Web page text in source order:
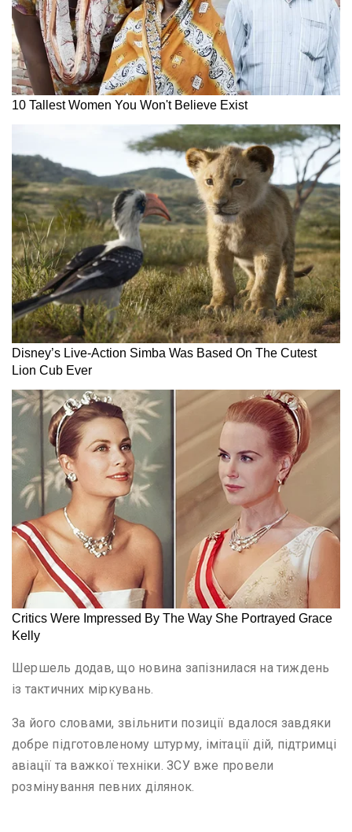
Шершель додав, що новина запізнилася на тиждень
із тактичних міркувань.
За його словами, звільнити позиції вдалося завдяки
добре підготовленому штурму, імітації дій, підтримці
авіації та важкої техніки. ЗСУ вже провели
розмінування певних ділянок.